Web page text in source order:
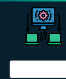
Перейти
Поиск: